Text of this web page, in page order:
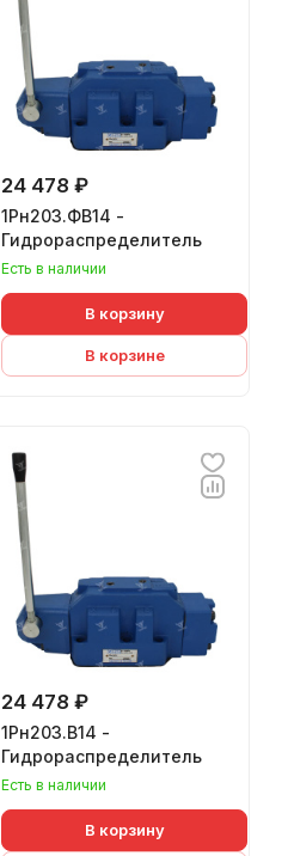
24 478 ₽
1Рн203.ФВ14 -
Гидрораспределитель
Есть в наличии
В корзину
В корзине
24 478 ₽
1Рн203.В14 -
Гидрораспределитель
Есть в наличии
В корзину